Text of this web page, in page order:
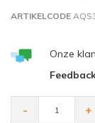
ARTIKELCODE
Onze
- +